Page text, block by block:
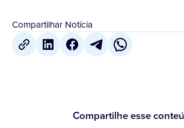
Compartilhar Notícia
Compartilhe esse